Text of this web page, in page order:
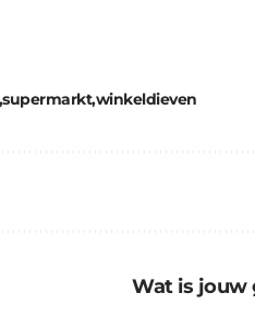
supermarktwinkeldieven
Wat is jouw